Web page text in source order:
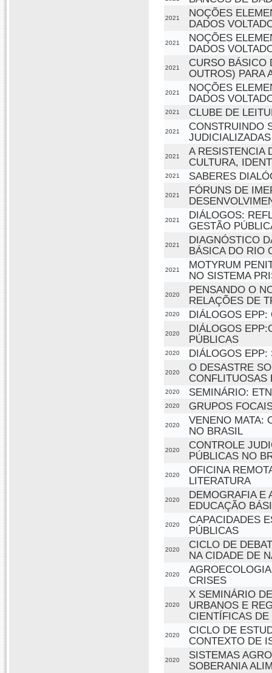
2021
NOÇÕES
DADOS
2021
NOÇÕES
DADOS
2021
CURSO BÁSICO
OUTROS) PARA
2021
NOÇÕES
DADOS
2021 CLUBE DE
2021
CONSTRUINDO
JUDICIALIZADAS
2021
A RESISTENCIA
CULTURA,
2021 SABERES
2021
FÓRUNS DE
2021
DIÁLOGOS:
GESTÃO
2021
DIAGNÓSTICO
BÁSICA DO RIO
2021
MOTYRUM
NO SISTEMA
2020
PENSANDO O
RELAÇÕES DE
2020 DIÁLOGOS EPP:
2020
DIÁLOGOS
PÚBLICAS
2020 DIÁLOGOS EPP:
2020
O DESASTRE
CONFLITUOSAS
2020 SEMINÁRIO:
2020 GRUPOS
2020
VENENO MATA:
NO BRASIL
2020
CONTROLE
PÚBLICAS NO
2020
OFICINA
LITERATURA
2020
DEMOGRAFIA E
EDUCAÇÃO
2020
CAPACIDADES
PÚBLICAS
2020
CICLO DE
NA CIDADE DE
2020
CRISES
2020
X SEMINÁRIO
URBANOS E
CIENTÍFICAS
2020
CICLO DE
CONTEXTO DE
2020
SISTEMAS
SOBERANIA